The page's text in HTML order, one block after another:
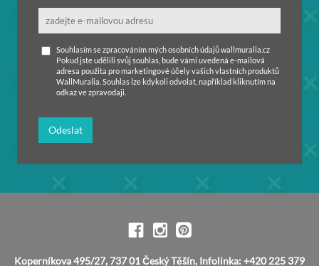
Souhlasím se zpracováním mých osobních údajů wallmuralia.cz
Pokud jste udělili svůj souhlas, bude vámi uvedená e-mailová
adresa použita pro marketingové účely vašich vlastních produktů
WallMuralia. Souhlas lze kdykoli odvolat, například kliknutím na
odkaz ve zpravodaji.
Odeslat
Koperníkova 495/27, 737 01 Český Těšín, Infolinka: +420 225 379